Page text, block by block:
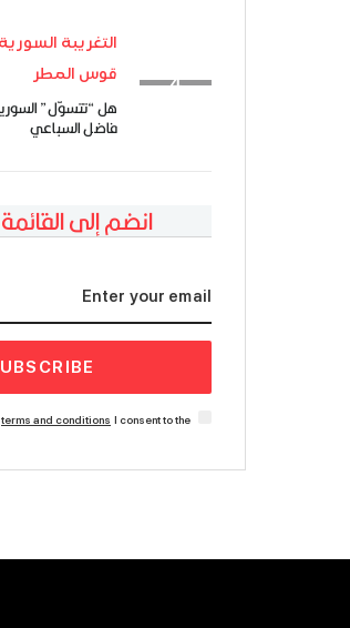
التغريبة السورية
قوس المطر
هل “تتسوّل”
فاضل السباعي
انضم إلى القائمة
I consent to the
terms and conditions